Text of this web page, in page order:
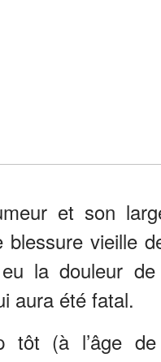
et son
vieille
la douleur
aura été fatal.
tôt (à l’âge